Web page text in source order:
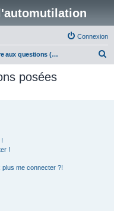
Connexion
Foire aux questions (Questions posées fréquemment)
posées
!
me connecter ?!